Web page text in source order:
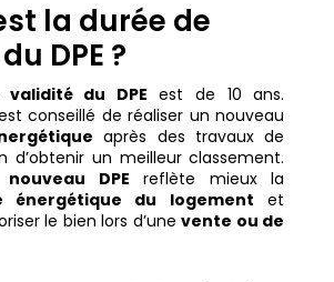
la durée de
DPE ?
du DPE est de 10 ans.
conseillé de réaliser un nouveau
après des travaux de
d’obtenir un meilleur classement.
nouveau DPE reflète mieux la
énergétique du logement et
le bien lors d’unevente ou de